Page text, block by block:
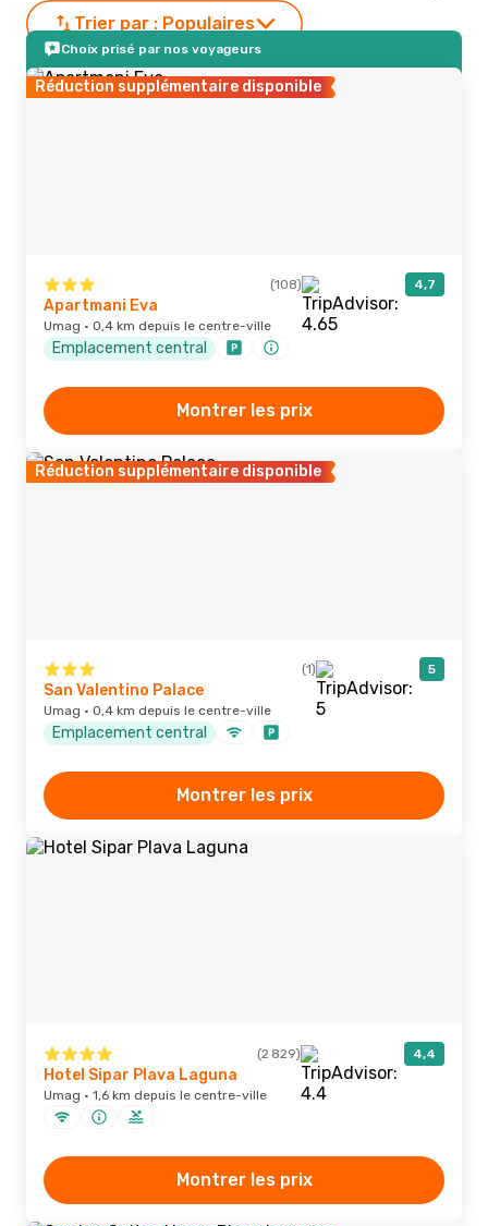
Trier par : Populaires
Choix prisé par nos voyageurs
Réduction supplémentaire disponible
(108) 4,7
Apartmani Eva
Umag · 0,4 km depuis le centre-ville
Emplacement central
Montrer les prix
Réduction supplémentaire disponible
(1) 5
San Valentino Palace
Umag · 0,4 km depuis le centre-ville
Emplacement central
Montrer les prix
(2 829) 4,4
Hotel Sipar Plava Laguna
Umag · 1,6 km depuis le centre-ville
Montrer les prix